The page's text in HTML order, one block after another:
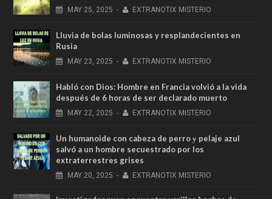
MAY 25, 2025 - EXTRANOTIX MISTERIO
Lluvia de bolas luminosas y resplandecientes en
Rusia
MAY 23, 2025 - EXTRANOTIX MISTERIO
Habló con Dios: Hombre en Francia volvió a la vida
después de 6 horas de ser declarado muerto
MAY 22, 2025 - EXTRANOTIX MISTERIO
Un humanoide con cabeza de perro у pelaje azul
salvó a un hombre secuestrado por los
extraterrestres grises
MAY 20, 2025 - EXTRANOTIX MISTERIO